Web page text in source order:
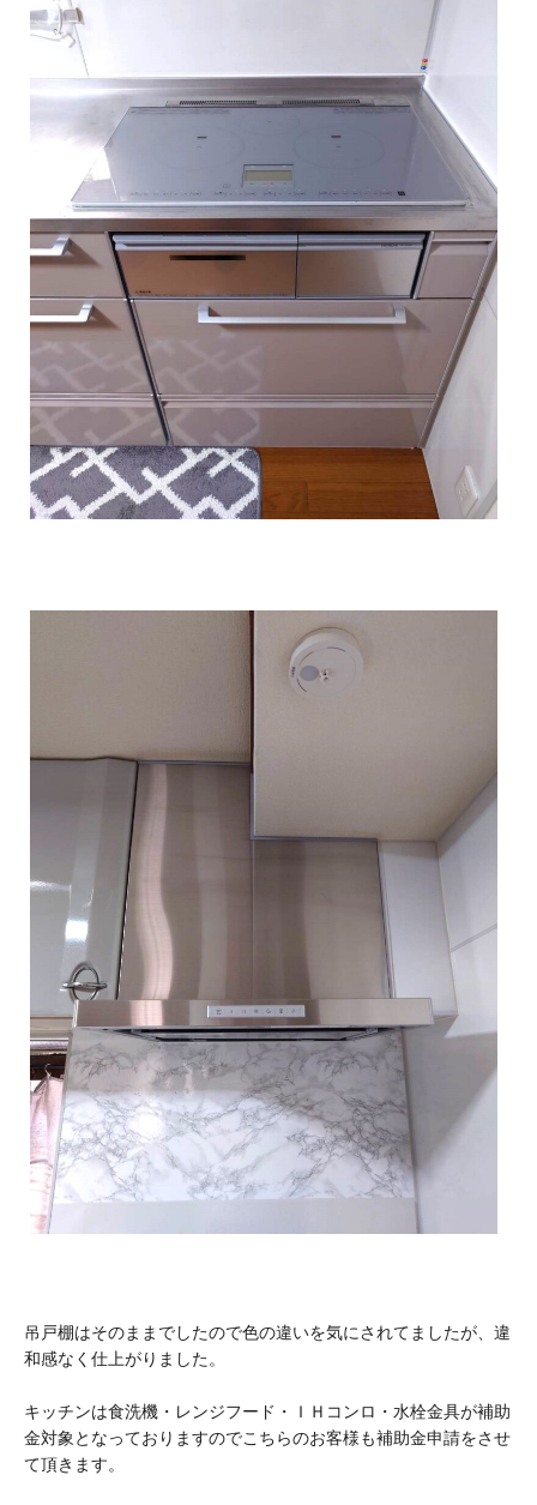
吊戸棚はそのままでしたので色の違いを気にされてましたが、違
和感なく仕上がりました。
キッチンは食洗機・レンジフード・ＩＨコンロ・水栓金具が補助
金対象となっておりますのでこちらのお客様も補助金申請をさせ
て頂きます。